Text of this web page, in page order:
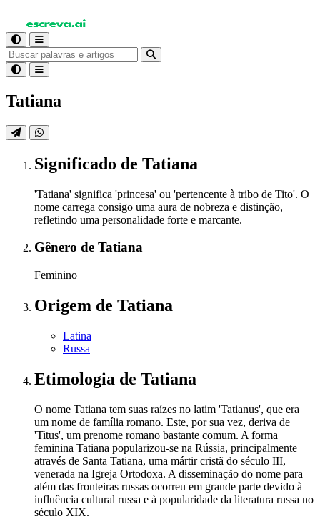
Tatiana
Significado de Tatiana
'Tatiana' significa 'princesa' ou 'pertencente à tribo de Tito'. O
nome carrega consigo uma aura de nobreza e distinção,
refletindo uma personalidade forte e marcante.
Gênero de Tatiana
Feminino
Origem de Tatiana
Latina
Russa
Etimologia de Tatiana
O nome Tatiana tem suas raízes no latim 'Tatianus', que era
um nome de família romano. Este, por sua vez, deriva de
'Titus', um prenome romano bastante comum. A forma
feminina Tatiana popularizou-se na Rússia, principalmente
através de Santa Tatiana, uma mártir cristã do século III,
venerada na Igreja Ortodoxa. A disseminação do nome para
além das fronteiras russas ocorreu em grande parte devido à
influência cultural russa e à popularidade da literatura russa no
século XIX.